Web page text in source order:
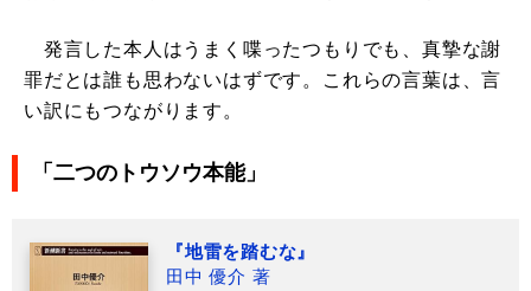
発言した本人はうまく喋ったつもりでも、真摯な謝
罪だとは誰も思わないはずです。これらの言葉は、言
い訳にもつながります。
「二つのトウソウ本能」
『地雷を踏むな』
田中 優介 著